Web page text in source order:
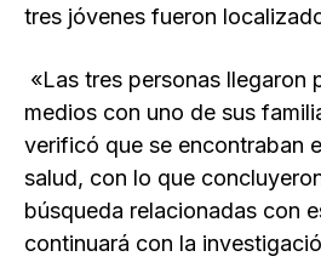
tres jóvenes fueron
«Las tres personas llegaron
medios con uno de sus
verificó que se encontraban
salud, con lo que
búsqueda relacionadas con
continuará con la